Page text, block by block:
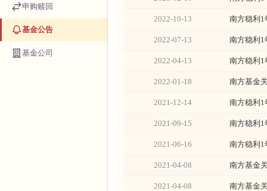
申购赎回
基金公告
基金公司
2022-10-13 南方稳利1
2022-07-13 南方稳利1
2022-04-13 南方稳利1
2022-01-18 南方基金
2021-12-14 南方稳利1
2021-09-15 南方稳利1
2021-06-16 南方稳利1
2021-04-08 南方基金
2021-04-08 南方基金